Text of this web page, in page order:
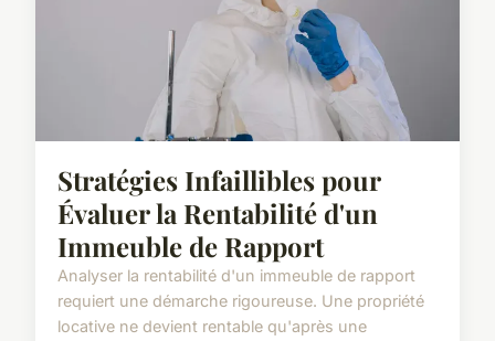
Stratégies Infaillibles pour
Évaluer la Rentabilité d'un
Immeuble de Rapport
Analyser la rentabilité d'un immeuble de rapport
requiert une démarche rigoureuse. Une propriété
locative ne devient rentable qu'après une